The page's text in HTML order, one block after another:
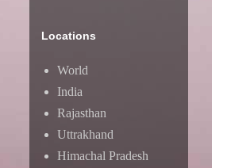
Locations
World
India
Rajasthan
Uttrakhand
Himachal Pradesh